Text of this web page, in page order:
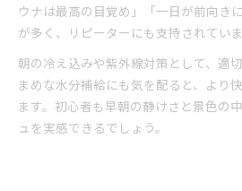
ウナは最高の目覚め」「一日が前向き
が多く、リピーターにも支持されていま
朝の冷え込みや紫外線対策として、適
まめな水分補給にも気を配ると、より
ます。初心者も早朝の静けさと景色の
ュを実感できるでしょう。